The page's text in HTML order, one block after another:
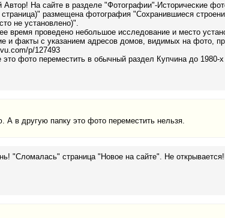
На сайте в разделе "Фотографии"-Исторические
страница)" размещена фотография "Сохранившиеся
не установлено)".
время проведено небольшое исследование и место
и факты с указанием адресов домов, видимых на фото,
p/127493
фото переместить в обычный раздел Купчина до 1980-
в другую папку это фото переместить нельзя.
"Сломалась" страница "Новое на сайте". Не